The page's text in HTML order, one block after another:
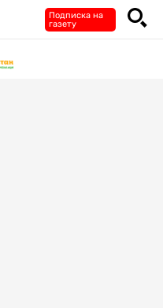
Подписка на
газету